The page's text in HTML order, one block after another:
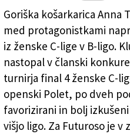
Po napredovanju razmišlja o
Goriška košarkarica Anna
med protagonistkami
iz ženske C-lige v B-ligo.
nastopal v članski
turnirja final 4 ženske C-
openski Polet, po dveh
favorizirani in bolj
višjo ligo. Za Futuroso je v